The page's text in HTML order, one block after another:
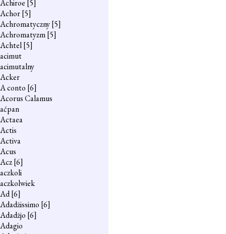
Achiroe [5]
Achor[5]
Achromatyczny[5]
Achromatyzm[5]
Achtel[5]
acimut
acimutalny
Acker
A conto [6]
Acorus Calamus
aćpan
Actaea
Actis
Activa
Acus
Acz[6]
aczkoli
aczkolwiek
Ad[6]
Adadżissimo [6]
Adadżjo [6]
Adagio